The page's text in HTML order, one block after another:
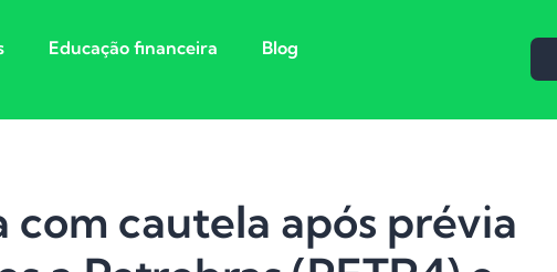
Educação financeira Blog
com cautela após prévia